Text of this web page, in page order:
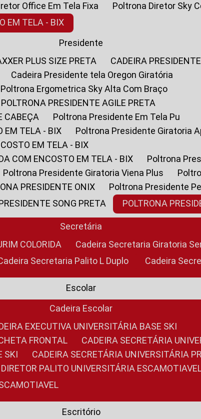
Office Em Tela Fixa
Poltrona Diretor Sky
EM TELA - BIX
Presidente
PLUS SIZE PRETA
CADEIRA
Cadeira Presidente tela Oregon Giratória
Poltrona Ergometrica Sky Alta Com Braço
POLTRONA PRESIDENTE AGILE PRETA
CABEÇA
Poltrona Presidente Em Tela Pu
EM TELA - BIX
Poltrona Presidente Giratoria
EM TELA - BIX
COM ENCOSTO EM TELA - BIX
Poltrona
Poltrona Presidente Giratoria Viena Plus
PRESIDENTE ONIX
Poltrona Presidente
SONG PRETA POLTRONA
Secretária
COLORIDA
Cadeira Secretaria Giratoria
Cadeira Secretaria Palito L Duplo Cadeira
Escolar
Cadeira Escolar
EXECUTIVA UNIVERSITÁRIA BASE SKI
FRONTAL
CADEIRA SECRETÁRIA
SKI
CADEIRA SECRETÁRIA UNIVERSITÁRIA
DIRETOR PALITO UNIVERSITÁRIA
Escritório